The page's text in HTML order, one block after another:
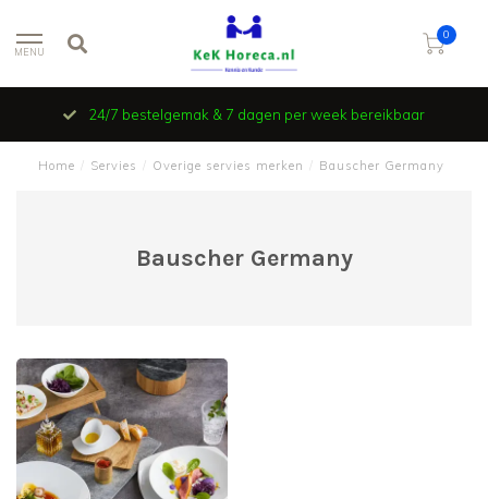
MENU
0
24/7 bestelgemak & 7 dagen per week bereikbaar
Home Servies Overige servies merken Bauscher Germany
Bauscher Germany